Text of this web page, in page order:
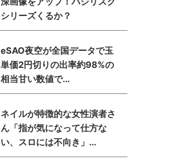
シリーズくるか？
eSAO夜空が全国データで玉
単価2円切りの出率約98%の
相当甘い数値で...
ネイルが特徴的な女性演者さ
ん「指が気になって仕方な
い、スロには不向き」...